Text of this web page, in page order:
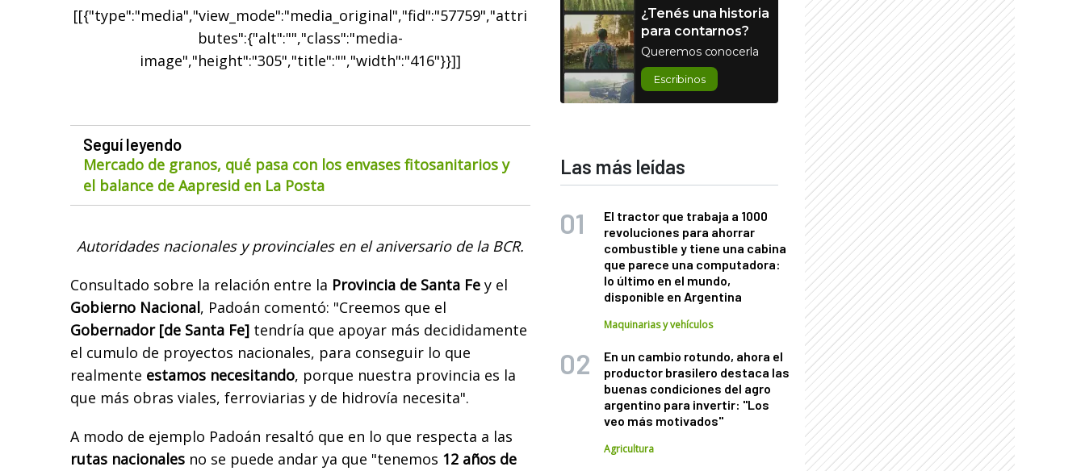
[[{"type":"media","view_mode":"media_original","fid":"57759","attri
butes":{"alt":"","class":"media-
image","height":"305","title":"","width":"416"}}]]
Seguí leyendo
Mercado de granos, qué pasa con los envases fitosanitarios y
el balance de Aapresid en La Posta
Autoridades nacionales y provinciales en el aniversario de la BCR.
Consultado sobre la relación entre la Provincia de Santa Fe y el
Gobierno Nacional, Padoán comentó: "Creemos que el
Gobernador [de Santa Fe] tendría que apoyar más decididamente
el cumulo de proyectos nacionales, para conseguir lo que
realmente estamos necesitando, porque nuestra provincia es la
que más obras viales, ferroviarias y de hidrovía necesita".
A modo de ejemplo Padoán resaltó que en lo que respecta a las
rutas nacionales no se puede andar ya que "tenemos 12 años de
¿Tenés una historia
para contarnos?
Queremos conocerla
Escribinos
Las más leídas
El tractor que trabaja a 1000
revoluciones para ahorrar
combustible y tiene una cabina
que parece una computadora:
lo último en el mundo,
disponible en Argentina
Maquinarias y vehículos
En un cambio rotundo, ahora el
productor brasilero destaca las
buenas condiciones del agro
argentino para invertir: "Los
veo más motivados"
Agricultura